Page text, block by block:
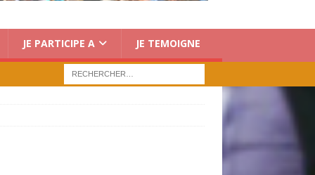
JE PARTICIPE A JE TEMOIGNE